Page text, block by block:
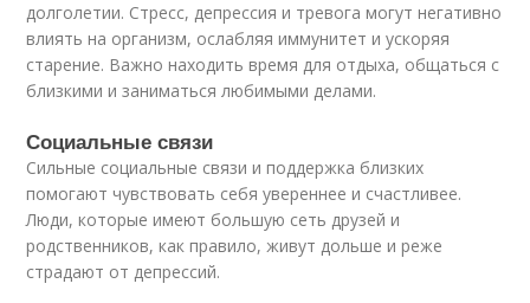
долголетии. Стресс, депрессия и тревога могут негативно
влиять на организм, ослабляя иммунитет и ускоряя
старение. Важно находить время для отдыха, общаться с
близкими и заниматься любимыми делами.
Социальные связи
Сильные социальные связи и поддержка близких
помогают чувствовать себя увереннее и счастливее.
Люди, которые имеют большую сеть друзей и
родственников, как правило, живут дольше и реже
страдают от депрессий.